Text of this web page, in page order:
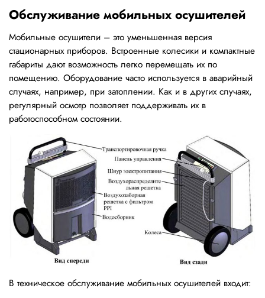
Обслуживание мобильных осушителей
Мобильные осушители – это уменьшенная версия
стационарных приборов. Встроенные колесики и компактные
габариты дают возможность легко перемещать их по
помещению. Оборудование часто используется в аварийный
случаях, например, при затоплении. Как и в других случаях,
регулярный осмотр позволяет поддерживать их в
работоспособном состоянии.
В техническое обслуживание мобильных осушителей входит: